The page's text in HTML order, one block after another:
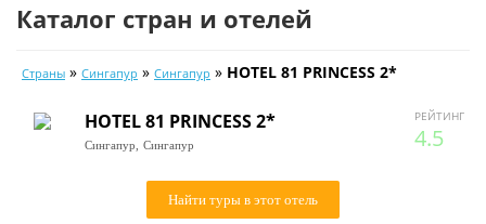
Календарь туров
Цены дня
Каталог стран и отелей
Страны » Сингапур » Сингапур » HOTEL 81 PRINCESS 2*
РЕЙТИНГ
4.5
HOTEL 81 PRINCESS 2*
Сингапур, Сингапур
Найти туры в этот отель